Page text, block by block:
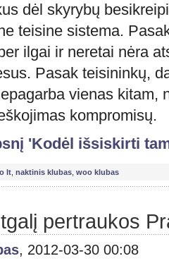
dėl skyrybų
teisine sistema.
ilgai ir neretai nėra
Pasak teisininkų,
vienas kitam,
kompromisų.
'Kodėl išsiskirti
lt naktinis klubas woo klubas
pertraukos
, 2012-03-30 00:08